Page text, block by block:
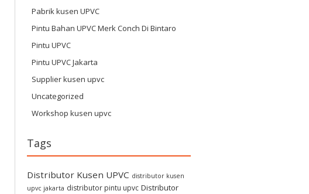
Pabrik kusen UPVC
Pintu Bahan UPVC Merk Conch Di Bintaro
Pintu UPVC
Pintu UPVC Jakarta
Supplier kusen upvc
Uncategorized
Workshop kusen upvc
Tags
Distributor Kusen UPVC distributor kusen
upvc jakarta distributor pintu upvc Distributor